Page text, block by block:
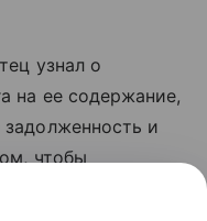
узнал о
на ее содержание,
задолженность и
чтобы